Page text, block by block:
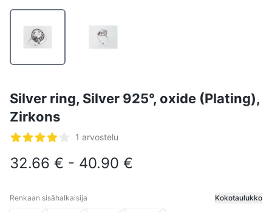
Silver ring, Silver 925°, oxide (Plating),
Zirkons
Arvostelut
1 arvostelu
32.66 € - 40.90 €
Renkaan sisähalkaisija Kokotaulukko